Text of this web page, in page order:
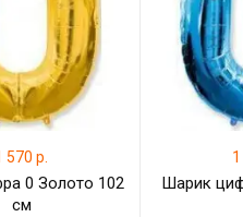
570 р.
0 Золото 102
см
Шарик